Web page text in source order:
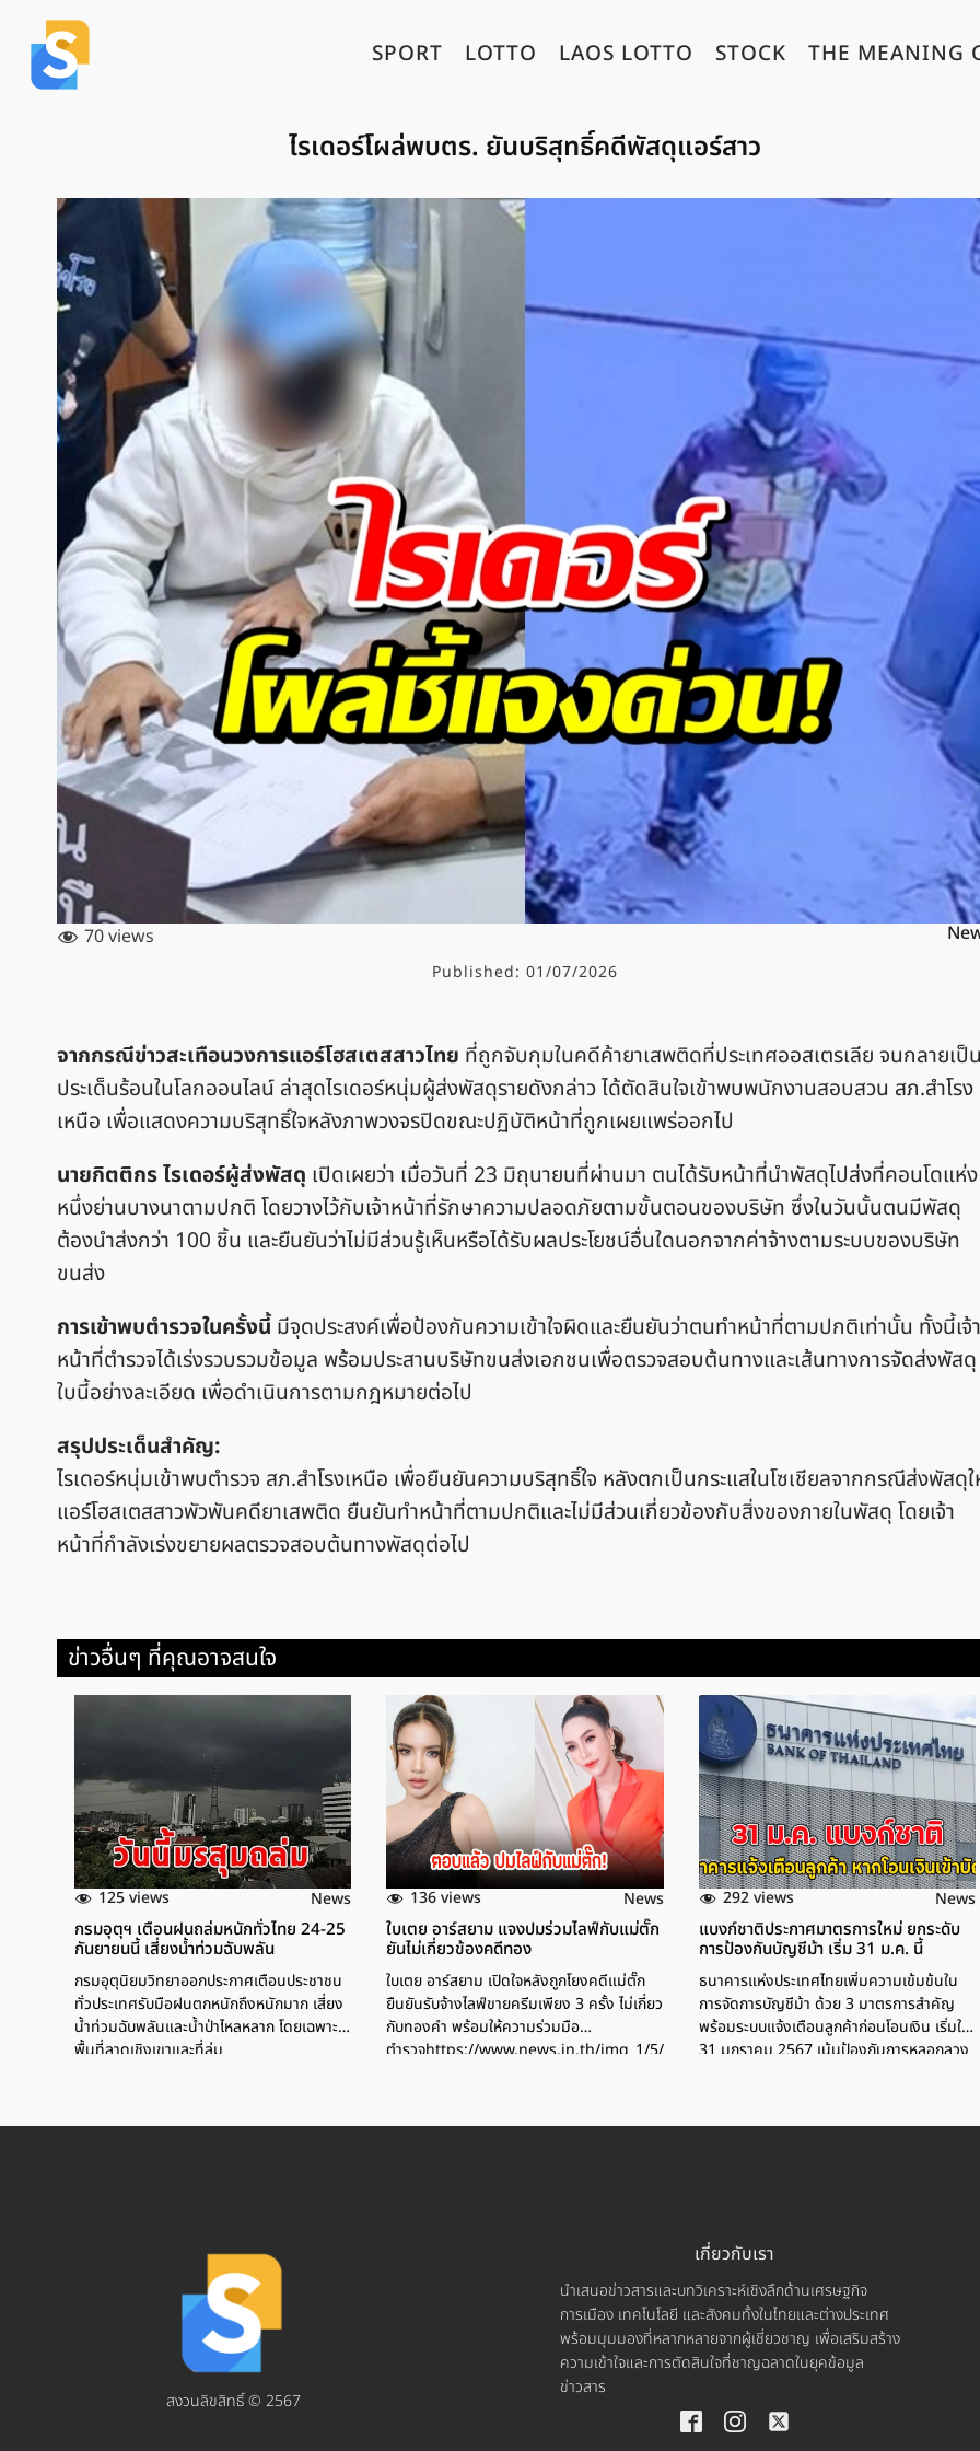
SPORT LOTTO LAOS LOTTO STOCK THE MEANING
ไรเดอร์โผล่พบตร. ยันบริสุทธิ์คดีพัสดุแอร์สาว
70 views
Published: 01/07/2026
จากกรณีข่าวสะเทือนวงการแอร์โฮสเตสสาวไทย ที่ถูกจับกุมในคดีค้ายาเสพติดที่ประเทศออสเตรเลีย จนกลายเป็
ประเด็นร้อนในโลกออนไลน์ ล่าสุดไรเดอร์หนุ่มผู้ส่งพัสดุรายดังกล่าว ได้ตัดสินใจเข้าพบพนักงานสอบสวน สภ.สำโรง
เหนือ เพื่อแสดงความบริสุทธิ์ใจหลังภาพวงจรปิดขณะปฏิบัติหน้าที่ถูกเผยแพร่ออกไป
นายกิตติกร ไรเดอร์ผู้ส่งพัสดุ เปิดเผยว่า เมื่อวันที่ 23 มิถุนายนที่ผ่านมา ตนได้รับหน้าที่นำพัสดุไปส่งที่คอนโดแห่ง
หนึ่งย่านบางนาตามปกติ โดยวางไว้กับเจ้าหน้าที่รักษาความปลอดภัยตามขั้นตอนของบริษัท ซึ่งในวันนั้นตนมีพัสดุ
ต้องนำส่งกว่า 100 ชิ้น และยืนยันว่าไม่มีส่วนรู้เห็นหรือได้รับผลประโยชน์อื่นใดนอกจากค่าจ้างตามระบบของบริษัท
ขนส่ง
การเข้าพบตำรวจในครั้งนี้ มีจุดประสงค์เพื่อป้องกันความเข้าใจผิดและยืนยันว่าตนทำหน้าที่ตามปกติเท่านั้น ทั้งนี้เจ้า
หน้าที่ตำรวจได้เร่งรวบรวมข้อมูล พร้อมประสานบริษัทขนส่งเอกชนเพื่อตรวจสอบต้นทางและเส้นทางการจัดส่งพัสดุ
ใบนี้อย่างละเอียด เพื่อดำเนินการตามกฎหมายต่อไป
สรุปประเด็นสำคัญ:
ไรเดอร์หนุ่มเข้าพบตำรวจ สภ.สำโรงเหนือ เพื่อยืนยันความบริสุทธิ์ใจ หลังตกเป็นกระแสในโซเชียลจากกรณีส่งพัสดุ
แอร์โฮสเตสสาวพัวพันคดียาเสพติด ยืนยันทำหน้าที่ตามปกติและไม่มีส่วนเกี่ยวข้องกับสิ่งของภายในพัสดุ โดยเจ้า
หน้าที่กำลังเร่งขยายผลตรวจสอบต้นทางพัสดุต่อไป
ข่าวอื่นๆ ที่คุณอาจสนใจ
125 views News
กรมอุตุฯ เตือนฝนถล่มหนักทั่วไทย 24-25
กันยายนนี้ เสี่ยงน้ำท่วมฉับพลัน
กรมอุตุนิยมวิทยาออกประกาศเตือนประชาชน
ทั่วประเทศรับมือฝนตกหนักถึงหนักมาก เสี่ยง
น้ำท่วมฉับพลันและน้ำป่าไหลหลาก โดยเฉพาะ
พื้นที่ลาดเชิงเขาและที่ลุ่ม
136 views News
ใบเตย อาร์สยาม แจงปมร่วมไลฟ์กับแม่ตั๊ก
ยันไม่เกี่ยวข้องคดีทอง
ใบเตย อาร์สยาม เปิดใจหลังถูกโยงคดีแม่ตั๊ก
ยืนยันรับจ้างไลฟ์ขายครีมเพียง 3 ครั้ง ไม่เกี่ยว
กับทองคำ พร้อมให้ความร่วมมือ
ตำรวจhttps://www.news.in.th/img_1/5/2409307kost.jpg
292 views News
แบงก์ชาติประกาศมาตรการใหม่ ยกระดับ
การป้องกันบัญชีม้า เริ่ม 31 ม.ค. นี้
ธนาคารแห่งประเทศไทยเพิ่มความเข้มข้นใน
การจัดการบัญชีม้า ด้วย 3 มาตรการสำคัญ
พร้อมระบบแจ้งเตือนลูกค้าก่อนโอนเงิน เริ่มใช้
31 มกราคม 2567 เน้นป้องกันการหลอกลวง
สงวนลิขสิทธิ์ © 2567
เกี่ยวกับเรา
นำเสนอข่าวสารและบทวิเคราะห์เชิงลึกด้านเศรษฐกิจ
การเมือง เทคโนโลยี และสังคมทั้งในไทยและต่างประเทศ
พร้อมมุมมองที่หลากหลายจากผู้เชี่ยวชาญ เพื่อเสริมสร้าง
ความเข้าใจและการตัดสินใจที่ชาญฉลาดในยุคข้อมูล
ข่าวสาร